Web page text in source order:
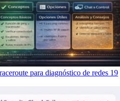
para diagnóstico de redes 19